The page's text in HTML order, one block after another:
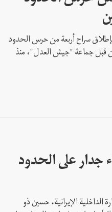
سراح أربعة من حرس الحدود
قبل جماعة "جيش العدل"، منذ
جدار على الحدود
الداخلية الإيرانية، حسين ذو